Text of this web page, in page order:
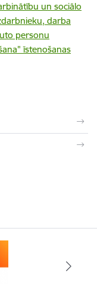
un sociālo
darba
personu
īstenošanas